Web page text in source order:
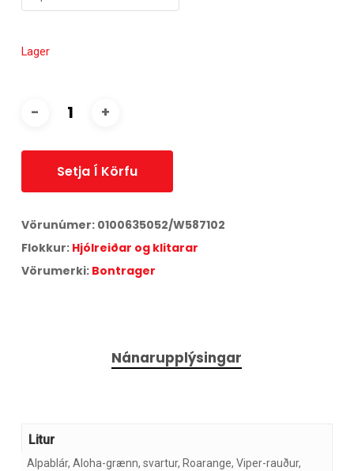
Lager
Setja Í Körfu
Vörunúmer: 0100635052/W587102
Flokkur: Hjólreiðar og klitarar
Vörumerki: Bontrager
Nánarupplýsingar
Litur
Alpablár, Aloha-grænn, svartur, Roarange, Viper-rauður,